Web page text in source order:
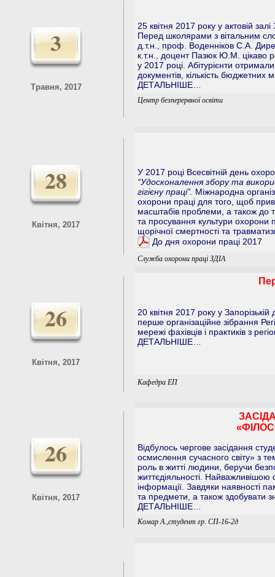
3
Травня, 2017
25 квітня 2017 року у актовій
Перед школярами з вітальним
д.т.н., проф. Воденніков С.А.
к.т.н., доцент Пазюк Ю.М. цікаво
у 2017 році. Абітурієнти
документів, кількість
ДЕТАЛЬНІШЕ…
Центр безперервної освіти
28
Квітня, 2017
У 2017 році Всесвітній день
“Удосконалення збору та
гігієну праці”. Міжнародна
охорони праці для того, щоб
масштабів проблеми, а також до
та просування культури
щорічної смертності та
До дня охорони праці 2017
Служба охорони праці ЗДІА
26
Квітня, 2017
20 квітня 2017 року у
перше організаційне зібрання
мережі фахівців і практиків з
ДЕТАЛЬНІШЕ…
Кафедра ЕП
26
Квітня, 2017
Відбулось чергове засідання
осмислення сучасного світу» з
роль в житті людини, беручи
життєдіяльності.
інформації. Завдяки наявності
та предмети, а також здобувати
ДЕТАЛЬНІШЕ…
Комар А.,студент гр. СП-16-2д